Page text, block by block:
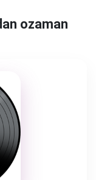
ozaman